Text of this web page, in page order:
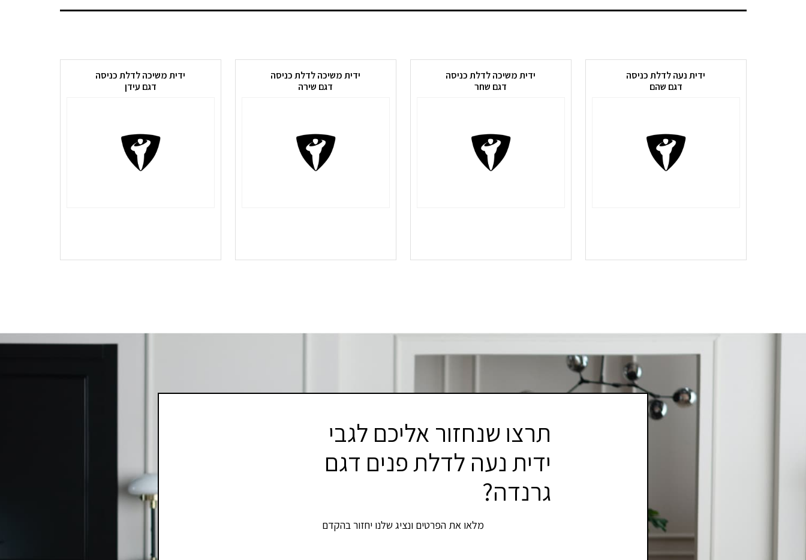
ידית נעה לדלת כניסה
דגם שהם
ידית משיכה לדלת כניסה
דגם שחר
ידית משיכה לדלת כניסה
דגם שירה
ידית משיכה לדלת כניסה
דגם עידן
תרצו שנחזור אליכם לגבי
ידית נעה לדלת פנים דגם
גרנדה?
מלאו את הפרטים ונציג שלנו יחזור בהקדם